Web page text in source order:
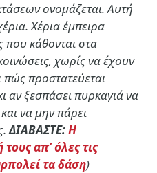
ονομάζεται. Αυτή
Χέρια έμπειρα
που κάθονται στα
χωρίς να έχουν
πώς προστατεύεται
αν ξεσπάσει πυρκαγιά να
να μην πάρει
ΔΙΑΒΑΣΤΕ:Η
απ’ όλες τις
τα δάση)